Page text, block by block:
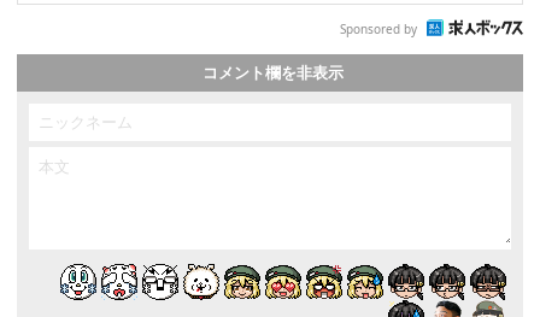
Sponsored by
コメント欄を非表示